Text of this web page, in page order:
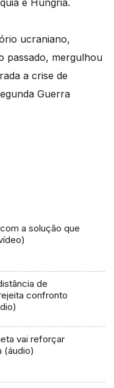
e Hungria.
ucraniano,
passado, mergulhou
a crise de
Guerra
a solução que
de
confronto
vai reforçar
(áudio)